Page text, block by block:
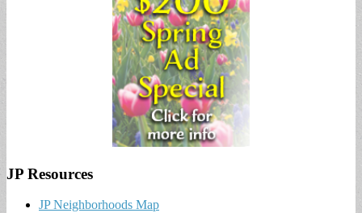
JP Resources
JP Neighborhoods Map